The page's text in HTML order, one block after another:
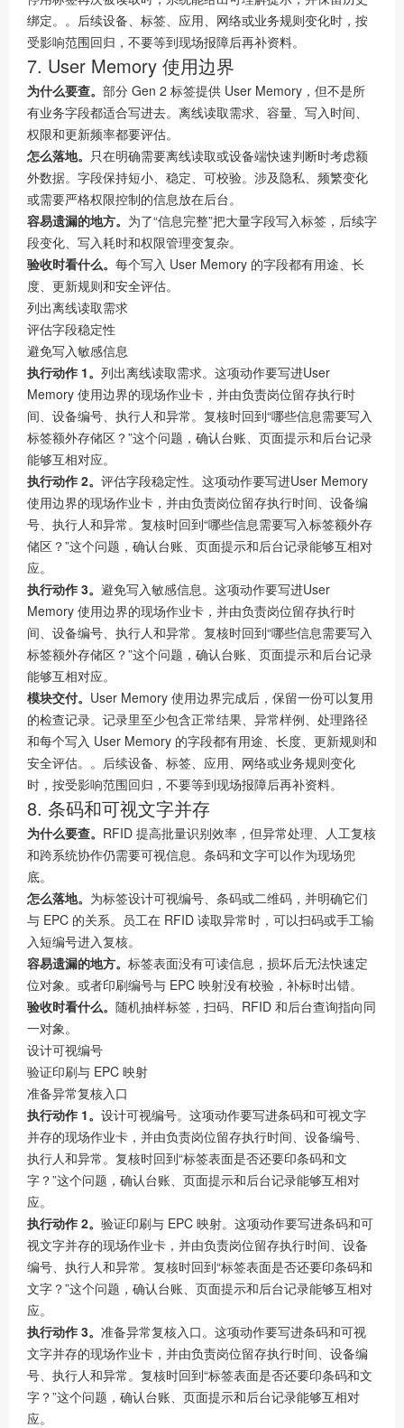
绑定。。后续设备、标签、应用、网络或业务规则变化时，按
受影响范围回归，不要等到现场报障后再补资料。
7. User Memory 使用边界
为什么要查。 部分 Gen 2 标签提供 User Memory，但不是所
有业务字段都适合写进去。离线读取需求、容量、写入时间、
权限和更新频率都要评估。
怎么落地。 只在明确需要离线读取或设备端快速判断时考虑额
外数据。字段保持短小、稳定、可校验。涉及隐私、频繁变化
或需要严格权限控制的信息放在后台。
容易遗漏的地方。 为了“信息完整”把大量字段写入标签，后续字
段变化、写入耗时和权限管理变复杂。
验收时看什么。 每个写入 User Memory 的字段都有用途、长
度、更新规则和安全评估。
列出离线读取需求
评估字段稳定性
避免写入敏感信息
执行动作 1。 列出离线读取需求。这项动作要写进User
Memory 使用边界的现场作业卡，并由负责岗位留存执行时
间、设备编号、执行人和异常。复核时回到“哪些信息需要写入
标签额外存储区？”这个问题，确认台账、页面提示和后台记录
能够互相对应。
执行动作 2。 评估字段稳定性。这项动作要写进User Memory
使用边界的现场作业卡，并由负责岗位留存执行时间、设备编
号、执行人和异常。复核时回到“哪些信息需要写入标签额外存
储区？”这个问题，确认台账、页面提示和后台记录能够互相对
应。
执行动作 3。 避免写入敏感信息。这项动作要写进User
Memory 使用边界的现场作业卡，并由负责岗位留存执行时
间、设备编号、执行人和异常。复核时回到“哪些信息需要写入
标签额外存储区？”这个问题，确认台账、页面提示和后台记录
能够互相对应。
模块交付。 User Memory 使用边界完成后，保留一份可以复用
的检查记录。记录里至少包含正常结果、异常样例、处理路径
和每个写入 User Memory 的字段都有用途、长度、更新规则和
安全评估。。后续设备、标签、应用、网络或业务规则变化
时，按受影响范围回归，不要等到现场报障后再补资料。
8. 条码和可视文字并存
为什么要查。 RFID 提高批量识别效率，但异常处理、人工复核
和跨系统协作仍需要可视信息。条码和文字可以作为现场兜
底。
怎么落地。 为标签设计可视编号、条码或二维码，并明确它们
与 EPC 的关系。员工在 RFID 读取异常时，可以扫码或手工输
入短编号进入复核。
容易遗漏的地方。 标签表面没有可读信息，损坏后无法快速定
位对象。或者印刷编号与 EPC 映射没有校验，补标时出错。
验收时看什么。 随机抽样标签，扫码、RFID 和后台查询指向同
一对象。
设计可视编号
验证印刷与 EPC 映射
准备异常复核入口
执行动作 1。 设计可视编号。这项动作要写进条码和可视文字
并存的现场作业卡，并由负责岗位留存执行时间、设备编号、
执行人和异常。复核时回到“标签表面是否还要印条码和文
字？”这个问题，确认台账、页面提示和后台记录能够互相对
应。
执行动作 2。 验证印刷与 EPC 映射。这项动作要写进条码和可
视文字并存的现场作业卡，并由负责岗位留存执行时间、设备
编号、执行人和异常。复核时回到“标签表面是否还要印条码和
文字？”这个问题，确认台账、页面提示和后台记录能够互相对
应。
执行动作 3。 准备异常复核入口。这项动作要写进条码和可视
文字并存的现场作业卡，并由负责岗位留存执行时间、设备编
号、执行人和异常。复核时回到“标签表面是否还要印条码和文
字？”这个问题，确认台账、页面提示和后台记录能够互相对
应。